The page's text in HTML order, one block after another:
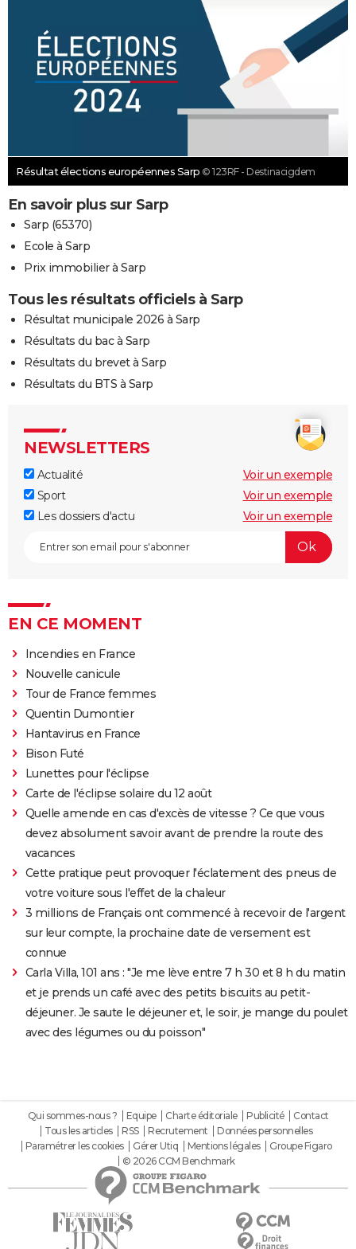
Résultat élections européennes Sarp © 123RF - Destinacigdem
En savoir plus sur Sarp
Sarp (65370)
Ecole à Sarp
Prix immobilier à Sarp
Tous les résultats officiels à Sarp
Résultat municipale 2026 à Sarp
Résultats du bac à Sarp
Résultats du brevet à Sarp
Résultats du BTS à Sarp
NEWSLETTERS
Actualité
Voir un exemple
Sport
Voir un exemple
Les dossiers d'actu
Voir un exemple
EN CE MOMENT
Incendies en France
Nouvelle canicule
Tour de France femmes
Quentin Dumontier
Hantavirus en France
Bison Futé
Lunettes pour l'éclipse
Carte de l'éclipse solaire du 12 août
Quelle amende en cas d'excès de vitesse ? Ce que vous
devez absolument savoir avant de prendre la route des
vacances
Cette pratique peut provoquer l'éclatement des pneus de
votre voiture sous l'effet de la chaleur
3 millions de Français ont commencé à recevoir de l'argent
sur leur compte, la prochaine date de versement est
connue
Carla Villa, 101 ans : "Je me lève entre 7 h 30 et 8 h du matin
et je prends un café avec des petits biscuits au petit-
déjeuner. Je saute le déjeuner et, le soir, je mange du poulet
avec des légumes ou du poisson"
Qui sommes-nous ? Equipe Charte éditoriale Publicité
Contact
Tous les articles
RSS Recrutement
Données personnelles
Paramétrer les cookies
Gérer Utiq Mentions légales
Groupe Figaro
© 2026 CCM Benchmark